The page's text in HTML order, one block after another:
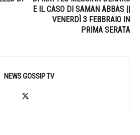
E IL CASO DI SAMAN ABBAS ||
VENERDÌ 3 FEBBRAIO IN
PRIMA SERATA
NEWS GOSSIP TV